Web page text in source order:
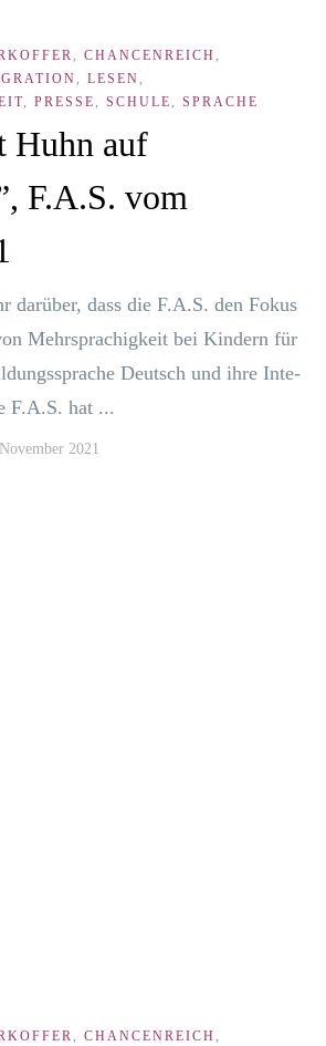
, CHANCENREICH ,
, LESEN,
, PRESSE, SCHULE, SPRACHE
Huhn auf
F.A.S. vom
dar­über, dass die F.A.S. den Fokus
Mehr­spra­chig­keit bei Kin­dern für
Deutsch und ihre Inte­
F.A.S. hat ...
2021
, CHANCENREICH ,